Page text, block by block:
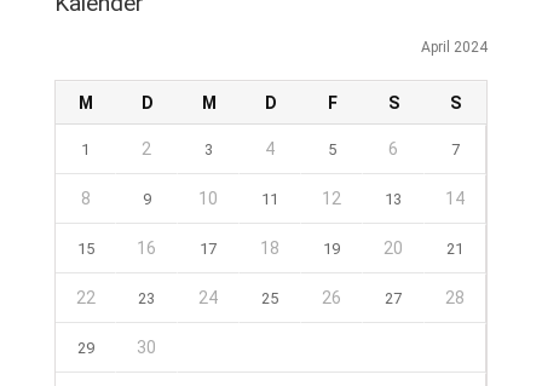
April 2024
M D M D F S S
1 2 3 4 5 6 7
8 9 10 11 12 13 14
15 16 17 18 19 20 21
22 23 24 25 26 27 28
29 30